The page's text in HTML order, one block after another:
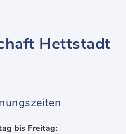
Hettstadt
bis Freitag: